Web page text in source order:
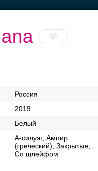
Россия
2019
Белый
А-силуэт, Ампир
(греческий), Закрытые,
Со шлейфом